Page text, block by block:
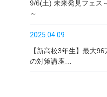
9/6(土) 未来発見フェス
～
2025.04.09
【新高校3年生】最大
の対策講座…